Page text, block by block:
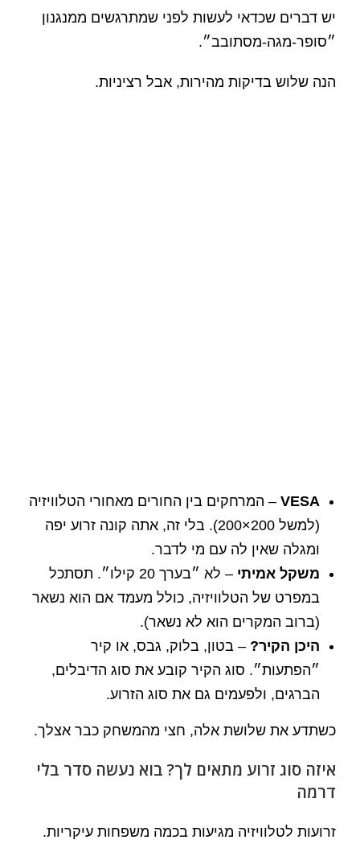
יש דברים שכדאי לעשות לפני שמתרגשים ממנגנון
״סופר-מגה-מסתובב״.
הנה שלוש בדיקות מהירות, אבל רציניות.
VESA – המרחקים בין החורים מאחורי הטלוויזיה
(למשל 200×200). בלי זה, אתה קונה זרוע יפה
ומגלה שאין לה עם מי לדבר.
משקל אמיתי
– לא ״בערך 20 קילו״. תסתכל
במפרט של הטלוויזיה, כולל מעמד אם הוא נשאר
(ברוב המקרים הוא לא נשאר).
היכן הקיר? – בטון, בלוק, גבס, או קיר
״הפתעות״. סוג הקיר קובע את סוג הדיבלים,
הברגים, ולפעמים גם את סוג הזרוע.
כשתדע את שלושת אלה, חצי מהמשחק כבר אצלך.
איזה סוג זרוע מתאים לך? בוא נעשה סדר בלי
דרמה
זרועות לטלוויזיה מגיעות בכמה משפחות עיקריות.